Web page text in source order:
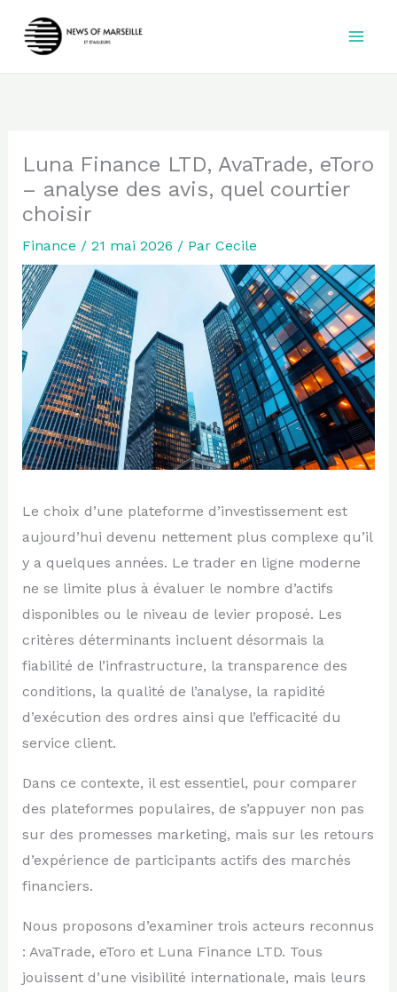
Luna Finance LTD, AvaTrade, eToro
– analyse des avis, quel courtier
choisir
Finance / 21 mai 2026 / Par Cecile
Le choix d’une plateforme d’investissement est
aujourd’hui devenu nettement plus complexe qu’il
y a quelques années. Le trader en ligne moderne
ne se limite plus à évaluer le nombre d’actifs
disponibles ou le niveau de levier proposé. Les
critères déterminants incluent désormais la
fiabilité de l’infrastructure, la transparence des
conditions, la qualité de l’analyse, la rapidité
d’exécution des ordres ainsi que l’efficacité du
service client.
Dans ce contexte, il est essentiel, pour comparer
des plateformes populaires, de s’appuyer non pas
sur des promesses marketing, mais sur les retours
d’expérience de participants actifs des marchés
financiers.
Nous proposons d’examiner trois acteurs reconnus
: AvaTrade, eToro et Luna Finance LTD. Tous
jouissent d’une visibilité internationale, mais leurs